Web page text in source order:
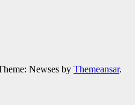
Newses by Themeansar.